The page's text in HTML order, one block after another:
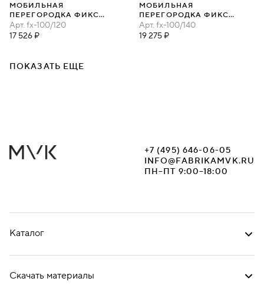
МОБИЛЬНАЯ
ПЕРЕГОРОДКА ФИКС
100Х120
Арт. fx-100/120
17 526 ₽
МОБИЛЬНАЯ
ПЕРЕГОРОДКА ФИКС
100Х140
Арт. fx-100/140
19 275 ₽
ПОКАЗАТЬ ЕЩЕ
+7 (495) 646-06-05
INFO@FABRIKAMVK.RU
ПН–ПТ 9:00–18:00
Каталог
Скачать материалы